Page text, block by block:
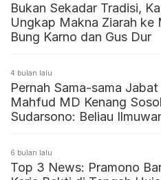
Bukan Sekadar Tradisi,
Ungkap Makna Ziarah ke
Bung Karno dan Gus Dur
4 bulan lalu
Pernah Sama-sama
Mahfud MD Kenang
Sudarsono: Beliau
6 bulan lalu
Top 3 News: Pramono